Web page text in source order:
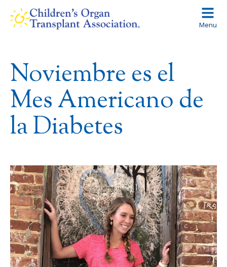
Skip
Menu
Noviembre es el
Mes Americano de
la Diabetes